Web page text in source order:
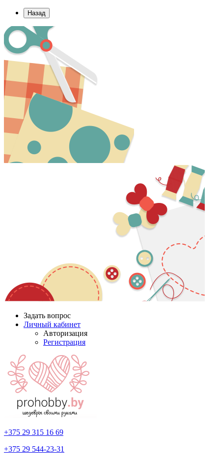
Назад
Задать вопрос
Личный кабинет
Авторизация
Регистрация
+375 29 315 16 69
+375 29 544-23-31